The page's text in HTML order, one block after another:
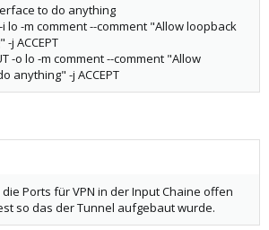
to do anything
-i lo -m comment --comment "Allow loopback
j ACCEPT
-o lo -m comment --comment "Allow
anything" -j ACCEPT
Ports für VPN in der Input Chaine offen
so das der Tunnel aufgebaut wurde.